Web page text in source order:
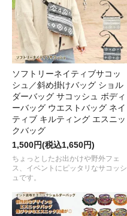
ソフトリーネイティブサコッ
シュ／斜め掛けバッグ ショル
ダーバッグ サコッシュ ボディ
ーバッグ ウエストバッグ ネイ
ティブ キルティング エスニッ
クバッグ
1,500円(税込1,650円)
ちょっとしたお出かけや野外フェ
ス、イベントにピッタリなサコッシ
ュです。